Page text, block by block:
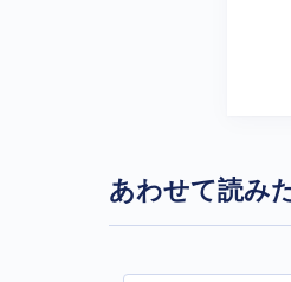
あわせて読み